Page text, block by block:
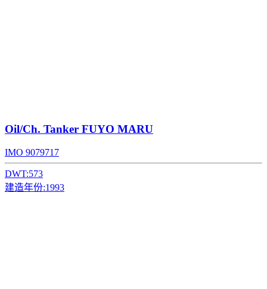
Oil/Ch. Tanker FUYO MARU
IMO 9079717
DWT:573
建造年份:1993